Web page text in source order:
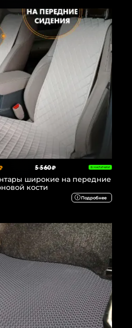
5 560 ₽ В НАЛИЧИИ
широкие на передние
кости
Подробнее